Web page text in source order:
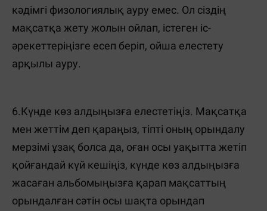
кәдімгі физологиялық ауру емес. Ол сіздің
мақсатқа жету жолын ойлап, істеген іс-
әрекеттеріңізге есеп беріп, ойша елестету
арқылы ауру.
6.Күнде көз алдыңызға елестетіңіз. Мақсатқа
мен жеттім деп қараңыз, тіпті оның орындалу
мерзімі ұзақ болса да, оған осы уақытта жетіп
қойғандай күй кешіңіз, күнде көз алдыңызға
жасаған альбомыңызға қарап мақсаттың
орындалған сәтін осы шақта орындап